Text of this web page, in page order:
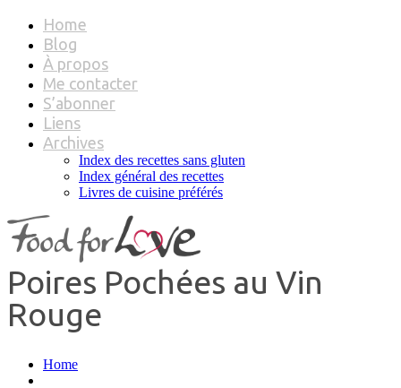
Home
Blog
À propos
Me contacter
S’abonner
Liens
Archives
Index des recettes sans gluten
Index général des recettes
Livres de cuisine préférés
Poires Pochées au Vin
Rouge
Home